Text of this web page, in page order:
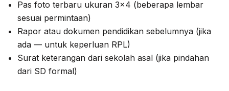
Pas foto terbaru ukuran 3×4 (beberapa lembar
sesuai permintaan)
Rapor atau dokumen pendidikan sebelumnya (jika
ada — untuk keperluan RPL)
Surat keterangan dari sekolah asal (jika pindahan
dari SD formal)